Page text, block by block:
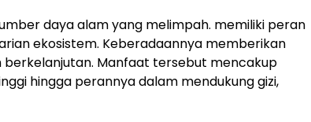
daya alam yang melimpah. memiliki peran
ekosistem. Keberadaannya memberikan
Manfaat tersebut mencakup
hingga perannya dalam mendukung gizi,